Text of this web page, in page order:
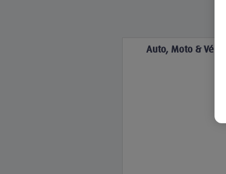
Auto, Moto & Vélo